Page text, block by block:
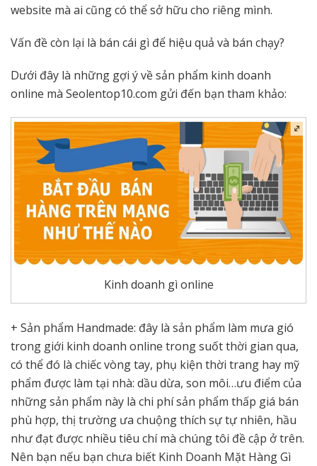
website mà ai cũng có thể sở hữu cho riêng mình.
Vấn đề còn lại là bán cái gì để hiệu quả và bán chạy?
Dưới đây là những gợi ý về sản phẩm kinh doanh
online mà Seolentop10.com gửi đến bạn tham khảo:
Kinh doanh gì online
+ Sản phẩm Handmade: đây là sản phẩm làm mưa gió
trong giới kinh doanh online trong suốt thời gian qua,
có thể đó là chiếc vòng tay, phụ kiện thời trang hay mỹ
phẩm được làm tại nhà: dầu dừa, son môi…ưu điểm của
những sản phẩm này là chi phí sản phẩm thấp giá bán
phù hợp, thị trường ưa chuộng thích sự tự nhiên, hầu
như đạt được nhiều tiêu chí mà chúng tôi đề cập ở trên.
Nên bạn nếu bạn chưa biết Kinh Doanh Mặt Hàng Gì